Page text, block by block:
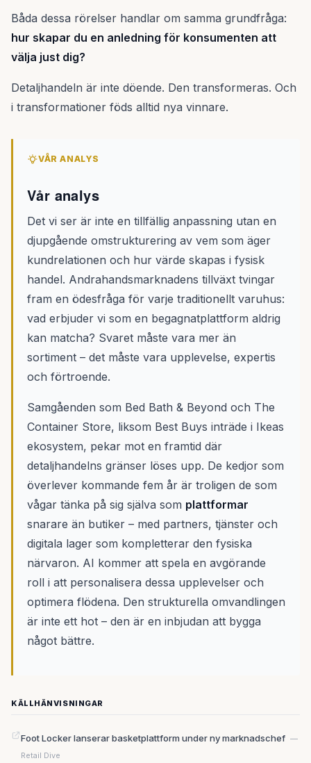
Båda dessa rörelser handlar om samma grundfråga:
hur skapar du en anledning för konsumenten att
välja just dig?
Detaljhandeln är inte döende. Den transformeras. Och
i transformationer föds alltid nya vinnare.
VÅR ANALYS
Vår analys
Det vi ser är inte en tillfällig anpassning utan en
djupgående omstrukturering av vem som äger
kundrelationen och hur värde skapas i fysisk
handel. Andrahandsmarknadens tillväxt tvingar
fram en ödesfråga för varje traditionellt varuhus:
vad erbjuder vi som en begagnatplattform aldrig
kan matcha? Svaret måste vara mer än
sortiment – det måste vara upplevelse, expertis
och förtroende.
Samgåenden som Bed Bath & Beyond och The
Container Store, liksom Best Buys inträde i Ikeas
ekosystem, pekar mot en framtid där
detaljhandelns gränser löses upp. De kedjor som
överlever kommande fem år är troligen de som
vågar tänka på sig själva som plattformar
snarare än butiker – med partners, tjänster och
digitala lager som kompletterar den fysiska
närvaron. AI kommer att spela en avgörande
roll i att personalisera dessa upplevelser och
optimera flödena. Den strukturella omvandlingen
är inte ett hot – den är en inbjudan att bygga
något bättre.
KÄLLHÄNVISNINGAR
Foot Locker lanserar basketplattform under ny marknadschef —
Retail Dive